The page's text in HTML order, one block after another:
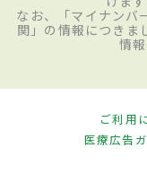
なお、「マイナンバ
関」の情報につきま
情
ご利用
医療広告